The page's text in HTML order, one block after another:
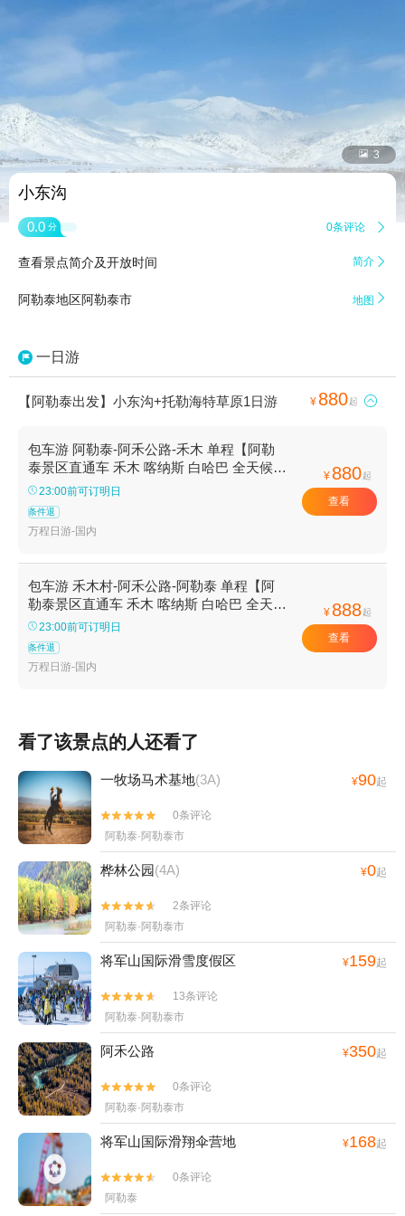
 3
小东沟
0.0 分 0条评论 
查看景点简介及开放时间 简介 
阿勒泰地区阿勒泰市 地图 
一日游
【阿勒泰出发】小东沟+托勒海特草原1日游 ¥ 880起 
包车游 阿勒泰-阿禾公路-禾木 单程【阿勒
泰景区直通车 禾木 喀纳斯 白哈巴 全天候时
段双向发车 品质出游 美好相伴】
23:00前可订明日
条件退
万程日游-国内
¥ 880起
查看
包车游 禾木村-阿禾公路-阿勒泰 单程【阿
勒泰景区直通车 禾木 喀纳斯 白哈巴 全天候
时段双向发车 品质出游 美好相伴】
23:00前可订明日
条件退
万程日游-国内
¥ 888起
查看
看了该景点的人还看了
一牧场马术基地(3A) ¥90起


0条评论
阿勒泰·阿勒泰市
桦林公园(4A) ¥0起


2条评论
阿勒泰·阿勒泰市
将军山国际滑雪度假区 ¥159起


13条评论
阿勒泰·阿勒泰市
阿禾公路 ¥350起


0条评论
阿勒泰·阿勒泰市
将军山国际滑翔伞营地 ¥168起


0条评论
阿勒泰